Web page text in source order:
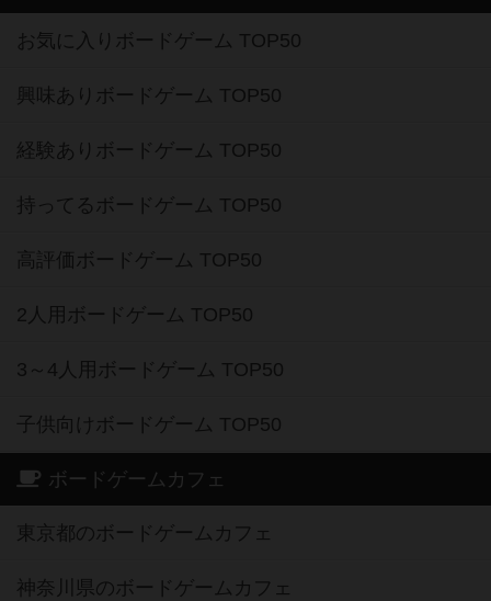
お気に入りボードゲーム TOP50
興味ありボードゲーム TOP50
経験ありボードゲーム TOP50
持ってるボードゲーム TOP50
高評価ボードゲーム TOP50
2人用ボードゲーム TOP50
3～4人用ボードゲーム TOP50
子供向けボードゲーム TOP50
ボードゲームカフェ
東京都のボードゲームカフェ
神奈川県のボードゲームカフェ